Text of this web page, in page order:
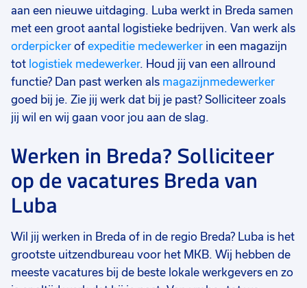
aan een nieuwe uitdaging. Luba werkt in Breda samen
met een groot aantal logistieke bedrijven. Van werk als
orderpicker of expeditie medewerker in een magazijn
tot logistiek medewerker. Houd jij van een allround
functie? Dan past werken als magazijnmedewerker
goed bij je. Zie jij werk dat bij je past? Solliciteer zoals
jij wil en wij gaan voor jou aan de slag.
Werken in Breda? Solliciteer
op de vacatures Breda van
Luba
Wil jij werken in Breda of in de regio Breda? Luba is het
grootste uitzendbureau voor het MKB. Wij hebben de
meeste vacatures bij de beste lokale werkgevers en zo